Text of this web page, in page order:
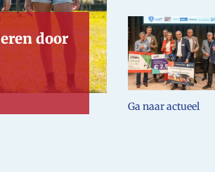
door
Ga naar actueel